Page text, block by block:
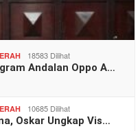
18583 Dilihat
Andalan Oppo A…
10685 Dilihat
Oskar Ungkap Vis…